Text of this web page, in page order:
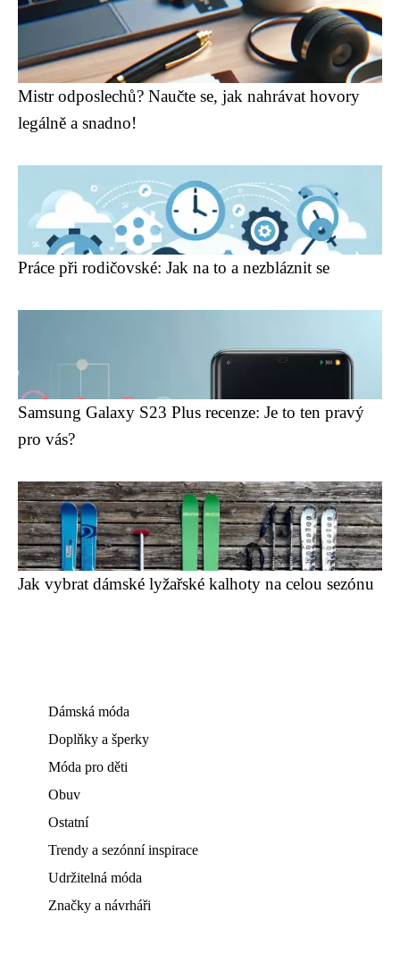
Mistr odposlechů? Naučte se, jak nahrávat hovory
legálně a snadno!
Práce při rodičovské: Jak na to a nezbláznit se
Samsung Galaxy S23 Plus recenze: Je to ten pravý
pro vás?
Jak vybrat dámské lyžařské kalhoty na celou sezónu
Dámská móda
Doplňky a šperky
Móda pro děti
Obuv
Ostatní
Trendy a sezónní inspirace
Udržitelná móda
Značky a návrháři